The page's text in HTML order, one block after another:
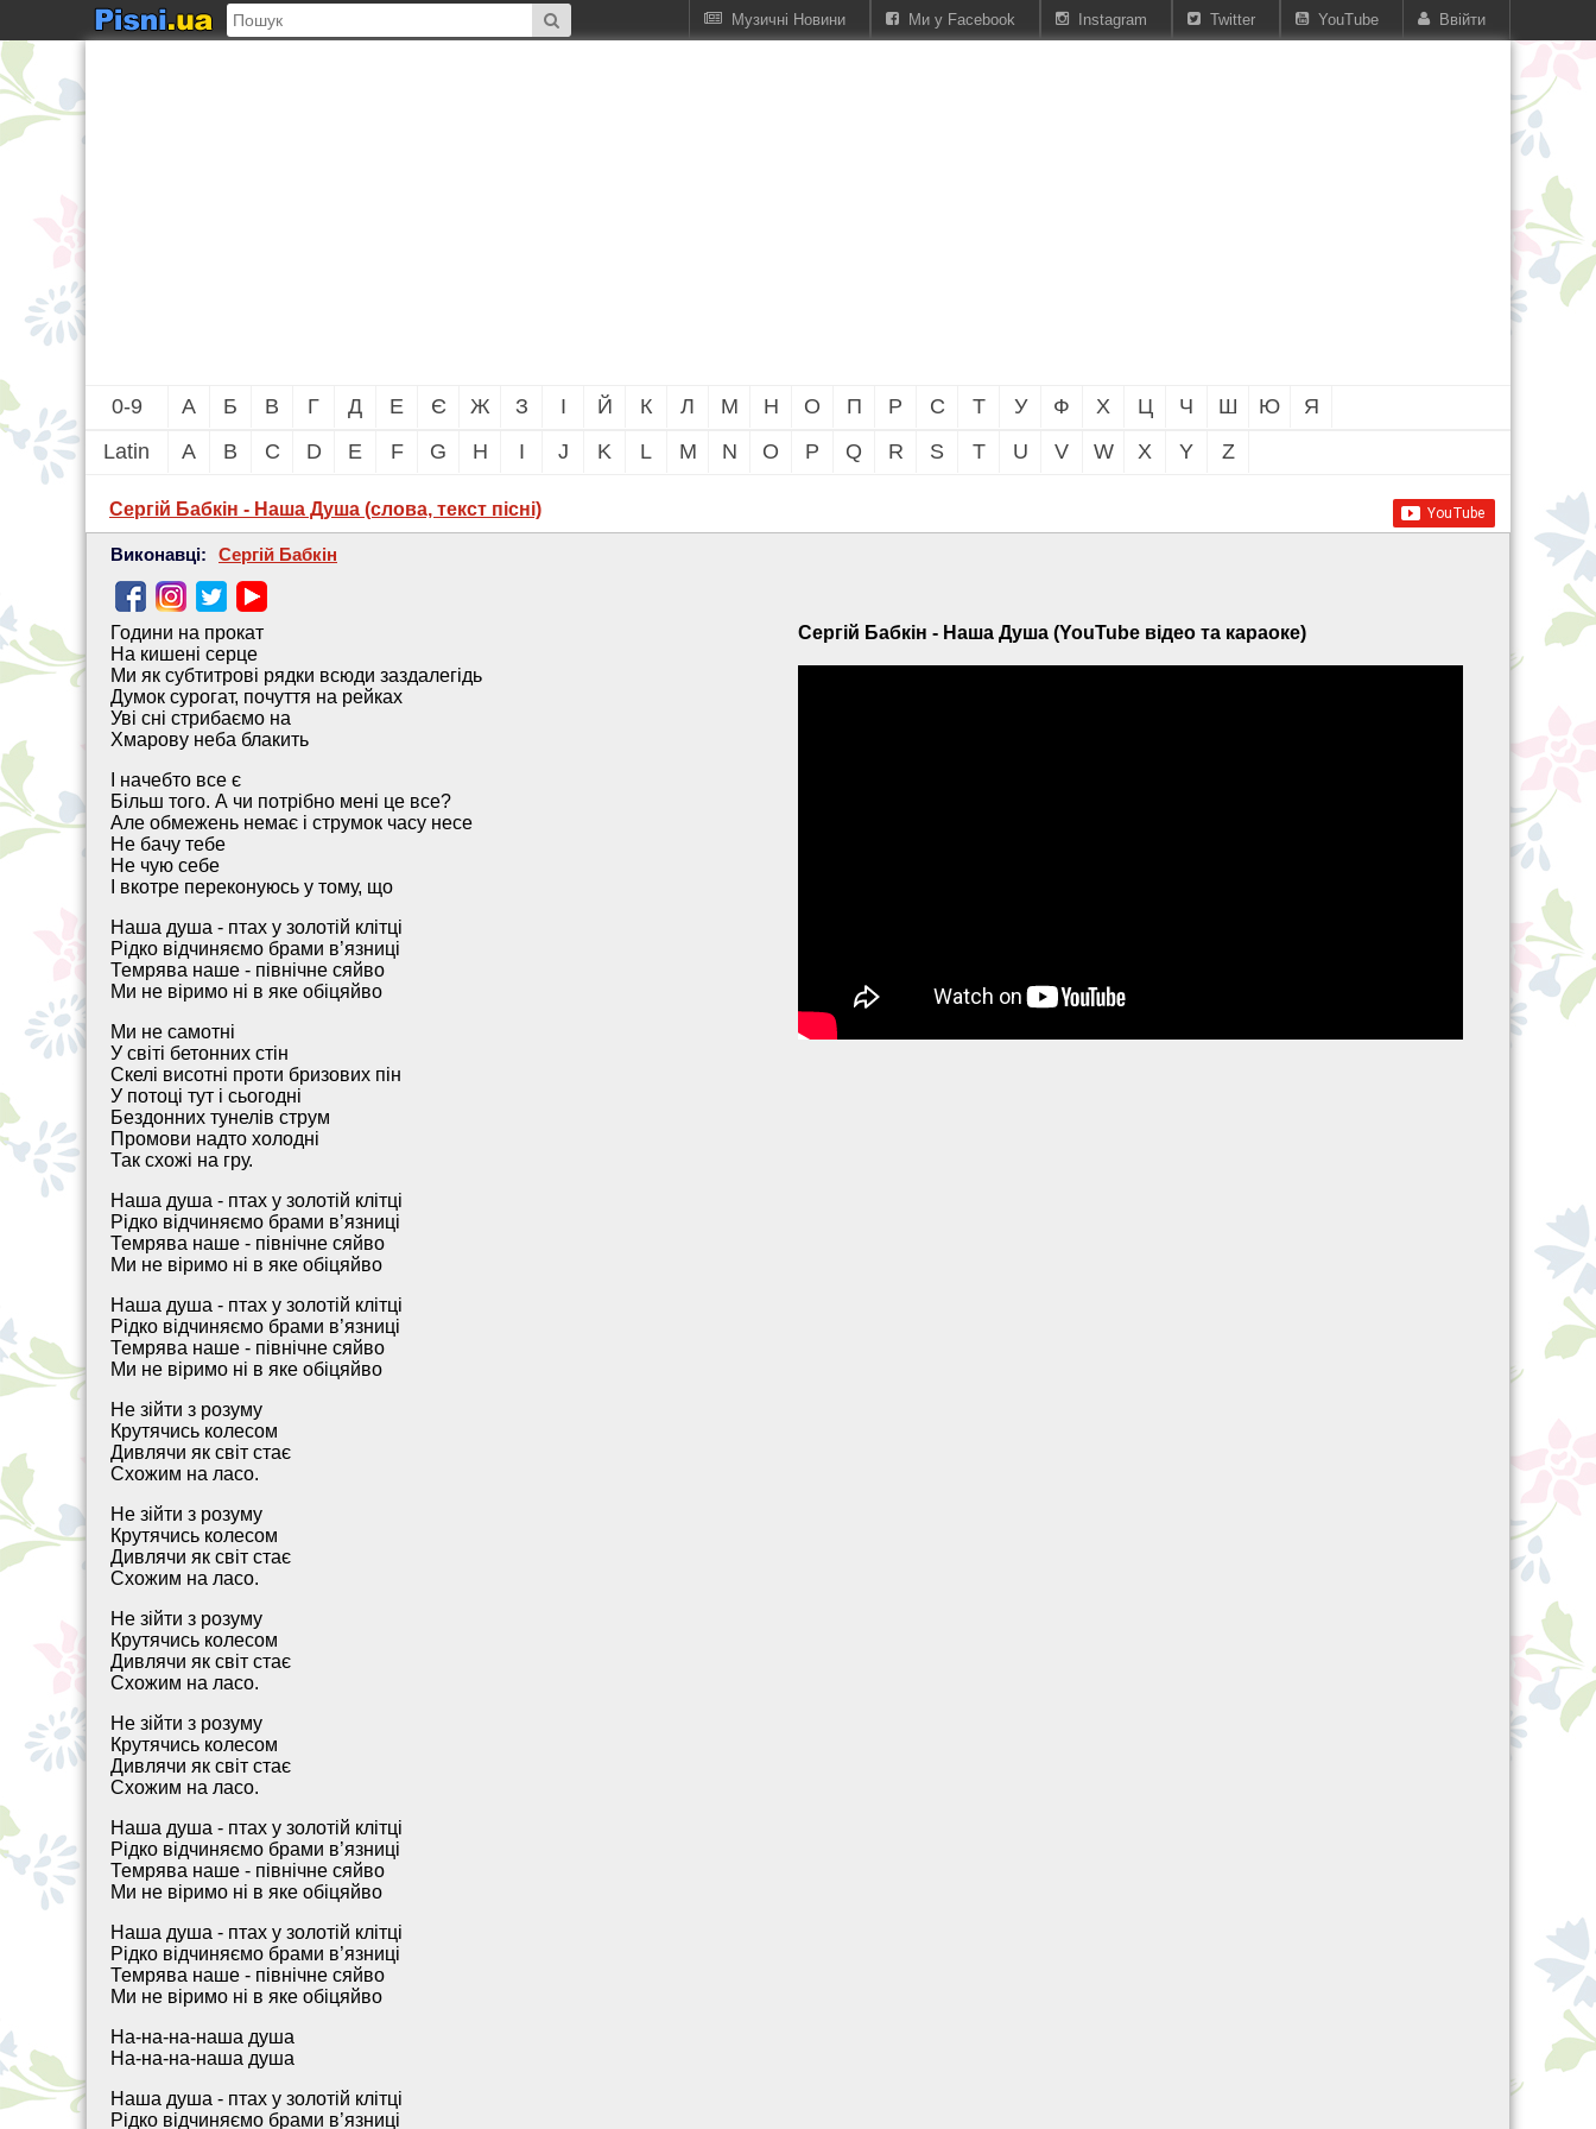
Ввійти
YouTube
Twitter
Instagram
Ми у Facebook
Музичні Новини
0-9 А Б В Г Д Е Є Ж З І Й К Л М Н О П Р С Т У Ф Х Ц Ч Ш Ю
Я
Latin
A B C D E F G H I J K L M N O P Q R S T U V W X Y Z
Сергій Бабкін - Наша Душа (слова, текст пісні)
Виконавці: Сергій Бабкін
Години на прокат
На кишені серце
Ми як субтитрові рядки всюди заздалегідь
Думок сурогат, почуття на рейках
Уві сні стрибаємо на
Хмарову неба блакить
І начебто все є
Більш того. А чи потрібно мені це все?
Але обмежень немає і струмок часу несе
Не бачу тебе
Не чую себе
І вкотре переконуюсь у тому, що
Наша душа - птах у золотій клітці
Рідко відчиняємо брами в’язниці
Темрява наше - північне сяйво
Ми не віримо ні в яке обіцяйво
Ми не самотні
У світі бетонних стін
Скелі висотні проти бризових пін
У потоці тут і сьогодні
Бездонних тунелів струм
Промови надто холодні
Так схожі на гру.
Наша душа - птах у золотій клітці
Рідко відчиняємо брами в’язниці
Темрява наше - північне сяйво
Ми не віримо ні в яке обіцяйво
Наша душа - птах у золотій клітці
Рідко відчиняємо брами в’язниці
Темрява наше - північне сяйво
Ми не віримо ні в яке обіцяйво
Не зійти з розуму
Крутячись колесом
Дивлячи як світ стає
Схожим на ласо.
Не зійти з розуму
Крутячись колесом
Дивлячи як світ стає
Схожим на ласо.
Не зійти з розуму
Крутячись колесом
Дивлячи як світ стає
Схожим на ласо.
Не зійти з розуму
Крутячись колесом
Дивлячи як світ стає
Схожим на ласо.
Наша душа - птах у золотій клітці
Рідко відчиняємо брами в’язниці
Темрява наше - північне сяйво
Ми не віримо ні в яке обіцяйво
Наша душа - птах у золотій клітці
Рідко відчиняємо брами в’язниці
Темрява наше - північне сяйво
Ми не віримо ні в яке обіцяйво
На-на-на-наша душа
На-на-на-наша душа
Наша душа - птах у золотій клітці
Рідко відчиняємо брами в’язниці
Сергій Бабкін - Наша Душа (YouTube відео та караоке)